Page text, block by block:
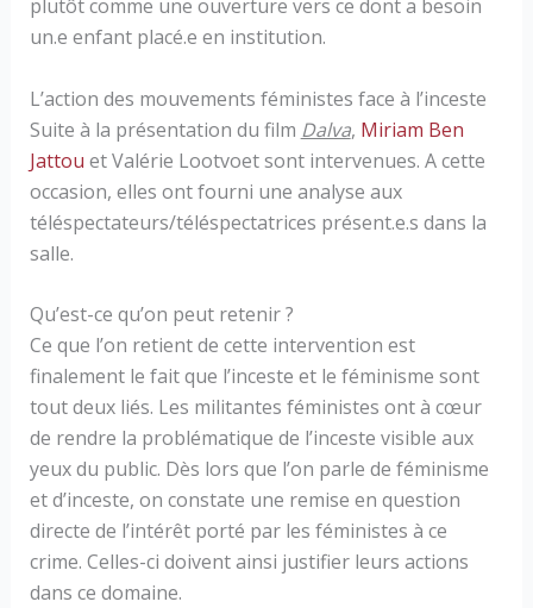
plutôt comme une ouverture vers ce dont a besoin
un.e enfant placé.e en institution.
L’action des mouvements féministes face à l’inceste
Suite à la présentation du film Dalva, Miriam Ben
Jattou et Valérie Lootvoet sont intervenues. A cette
occasion, elles ont fourni une analyse aux
téléspectateurs/téléspectatrices présent.e.s dans la
salle.
Qu’est-ce qu’on peut retenir ?
Ce que l’on retient de cette intervention est
finalement le fait que l’inceste et le féminisme sont
tout deux liés. Les militantes féministes ont à cœur
de rendre la problématique de l’inceste visible aux
yeux du public. Dès lors que l’on parle de féminisme
et d’inceste, on constate une remise en question
directe de l’intérêt porté par les féministes à ce
crime. Celles-ci doivent ainsi justifier leurs actions
dans ce domaine.